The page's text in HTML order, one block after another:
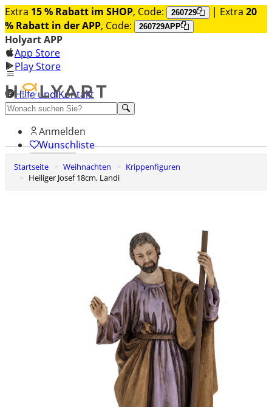
Extra 15 % Rabatt im SHOP, Code: 260729 | Extra 20
% Rabatt in der APP, Code: 260729APP
Holyart APP
App Store
Play Store
Hilfe und Kontakt
Entdecken Sie Premium
Anmelden
Wunschliste
0
Warenkorb
Startseite Weihnachten
Krippenfiguren
Heiliger Josef 18cm, Landi